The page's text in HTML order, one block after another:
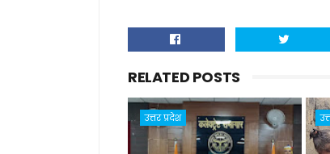
RELATED POSTS
उत्तर प्रदेश